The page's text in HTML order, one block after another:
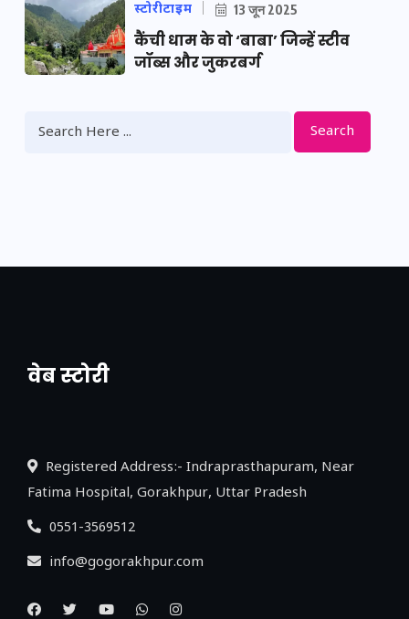
स्टोरीटाइम 13 जून 2025
कैंची धाम के वो ‘बाबा’ जिन्हें स्टीव
जॉब्स और जुकरबर्ग
Search
वेब स्टोरी
नया एक्सप्रेसवे: पूर्वांचल का लक, डेवलपमेंट का
Registered Address:- Indraprasthapuram, Near
Fatima Hospital, Gorakhpur, Uttar Pradesh
0551-3569512
info@gogorakhpur.com